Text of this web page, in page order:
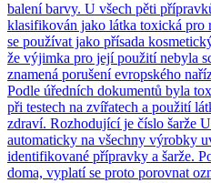
balení barvy. U všech pěti
klasifikován jako látka toxická pro
se používat jako přísada
že výjimka pro její použití nebyla
znamená porušení evropského
Podle úředních dokumentů byla
při testech na zvířatech a použití
zdraví. Rozhodující je číslo šarže
automaticky na všechny výrobky
identifikované přípravky a šarže.
doma, vyplatí se proto porovnat